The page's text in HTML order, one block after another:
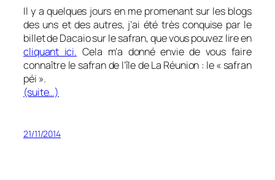
Il y a quelques jours en me promenant sur les blogs
des uns et des autres, j’ai été très conquise par le
billet de Dacaio sur le safran, que vous pouvez lire en
cliquant ici. Cela m’a donné envie de vous faire
connaître le safran de l’île de La Réunion : le « safran
péi ».
(suite…)
21/11/2014